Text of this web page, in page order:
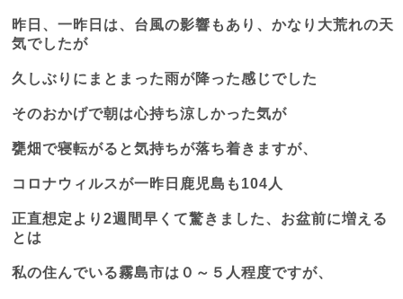
昨日、一昨日は、台風の影響もあり、かなり大荒れの天
気でしたが
久しぶりにまとまった雨が降った感じでした
そのおかげで朝は心持ち涼しかった気が
甕畑で寝転がると気持ちが落ち着きますが、
コロナウィルスが一昨日鹿児島も 104人
正直想定より2週間早くて驚きました、お盆前に増える
とは
私の住んでいる霧島市は０～５人程度ですが、